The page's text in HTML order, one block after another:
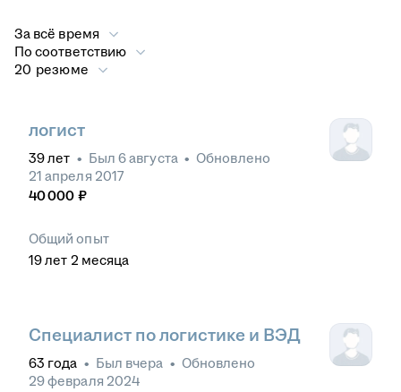
За всё время
По соответствию
20 резюме
логист
39лет • Был 6 августа • Обновлено
21 апреля 2017
40 000 ₽
Общий опыт
19лет 2 месяца
Специалист по логистике и ВЭД
63 года • Был вчера • Обновлено
29 февраля 2024